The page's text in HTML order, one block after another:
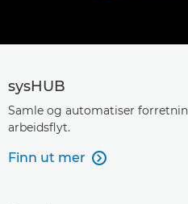
sysHUB
Samle og automatiser
arbeidsflyt.
Finn ut mer 